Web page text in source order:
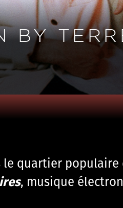
BY
quartier populaire
, musique